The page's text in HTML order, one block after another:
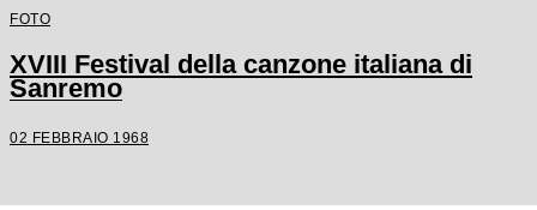
FOTO
XVIII Festival della canzone italiana di
Sanremo
02 FEBBRAIO 1968